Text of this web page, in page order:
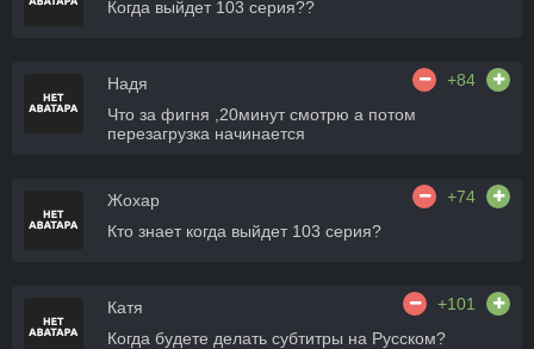
Когда выйдет 103 серия??
Надя
+84
Что за фигня ,20минут смотрю а потом
перезагрузка начинается
Жохар
+74
Кто знает когда выйдет 103 серия?
Катя
+101
Когда будете делать субтитры на Русском?